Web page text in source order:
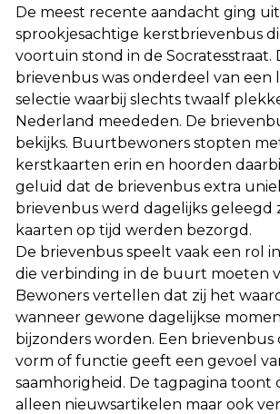
De meest recente aandacht ging
sprookjesachtige kerstbrievenbus
voortuin stond in de Socratesstraat.
brievenbus was onderdeel van een
selectie waarbij slechts twaalf
Nederland meededen. De
bekijks. Buurtbewoners stopten
kerstkaarten erin en hoorden
geluid dat de brievenbus extra
brievenbus werd dagelijks geleegd
kaarten op tijd werden bezorgd.
De brievenbus speelt vaak een rol
die verbinding in de buurt moeten
Bewoners vertellen dat zij het
wanneer gewone dagelijkse
bijzonders worden. Een brievenbus
vorm of functie geeft een gevoel
saamhorigheid. De tagpagina toont
alleen nieuwsartikelen maar ook